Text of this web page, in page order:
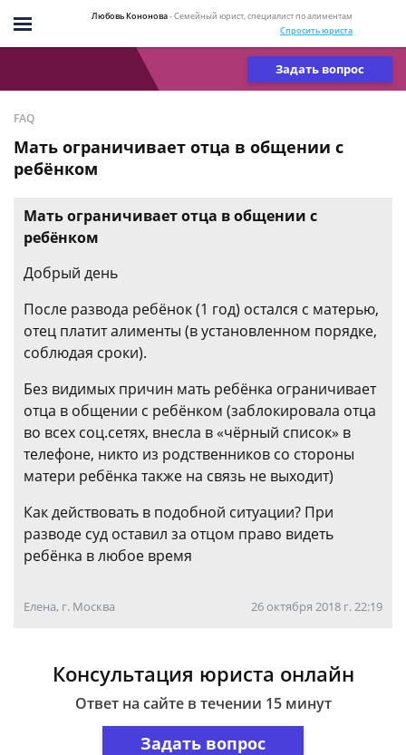
Любовь Кононова- Семейный юрист, специалист по алиментам
Спросить юриста
Задать вопрос
FAQ
Мать ограничивает отца в общении с
ребёнком
Мать ограничивает отца в общении с
ребёнком
Добрый день
После развода ребёнок (1 год) остался с матерью,
отец платит алименты (в установленном порядке,
соблюдая сроки).
Без видимых причин мать ребёнка ограничивает
отца в общении с ребёнком (заблокировала отца
во всех соц.сетях, внесла в «чёрный список» в
телефоне, никто из родственников со стороны
матери ребёнка также на связь не выходит)
Как действовать в подобной ситуации? При
разводе суд оставил за отцом право видеть
ребёнка в любое время
Елена, г. Москва 26 октября 2018 г. 22:19
Консультация юриста онлайн
Ответ на сайте в течении 15 минут
Задать вопрос